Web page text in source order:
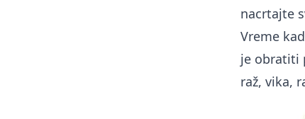
nacrtajte
Vreme
je obratiti
raž, vika,